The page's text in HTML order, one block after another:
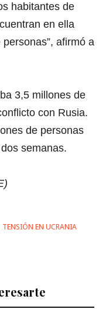
habitantes de
en ella
afirmó a
3,5 millones de
con Rusia.
de personas
semanas.
TENSIÓN EN UCRANIA